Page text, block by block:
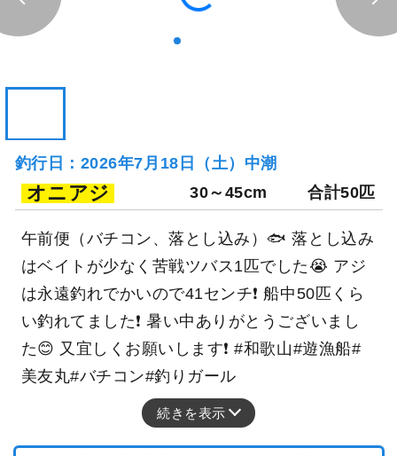
釣行日：2026年7月18日（土）中潮
オニアジ 30～45cm 合計50匹
午前便（バチコン、落とし込み）🐟 落とし込み
はベイトが少なく苦戦ツバス1匹でした😭 アジ
は永遠釣れでかいので41センチ❗️ 船中50匹くら
い釣れてました❗️ 暑い中ありがとうございまし
た😊 又宜しくお願いします❗️ #和歌山#遊漁船#
美友丸#バチコン#釣りガール
続きを表示